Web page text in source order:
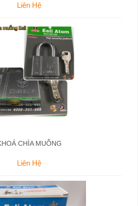
Liên Hệ
CHÌA MUỖNG
Liên Hệ